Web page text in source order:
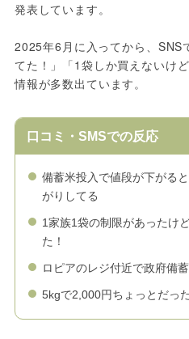
発表しています。
2025年6月に入ってから、SNS
てた！」「1袋しか買えないけ
情報が多数出ています。
口コミ・SMSでの反応
備蓄米投入で値段が下がる
がりしてる
1家族1袋の制限があったけ
た！
ロピアのレジ付近で政府備蓄
5kgで2,000円ちょっとだっ